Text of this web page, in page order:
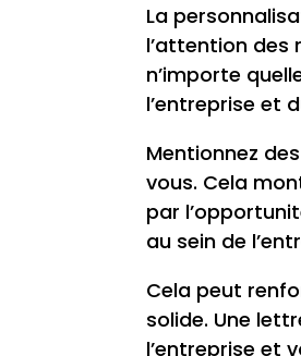
La
l’attention des
n’importe
l’entreprise et
Mentionnez
vous. Cela
par
au sein de
Cela peut
solide. Une
l’entreprise et